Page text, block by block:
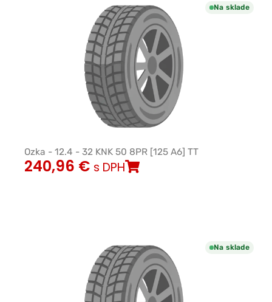
Na sklade
Ozka - 12.4 - 32 KNK 50 8PR [125 A6] TT
240,96 € s DPH
Na sklade